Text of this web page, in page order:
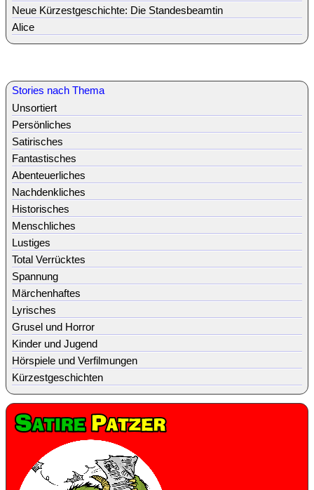
Neue Kürzestgeschichte: Die Standesbeamtin
Alice
Stories nach Thema
Unsortiert
Persönliches
Satirisches
Fantastisches
Abenteuerliches
Nachdenkliches
Historisches
Menschliches
Lustiges
Total Verrücktes
Spannung
Märchenhaftes
Lyrisches
Grusel und Horror
Kinder und Jugend
Hörspiele und Verfilmungen
Kürzestgeschichten